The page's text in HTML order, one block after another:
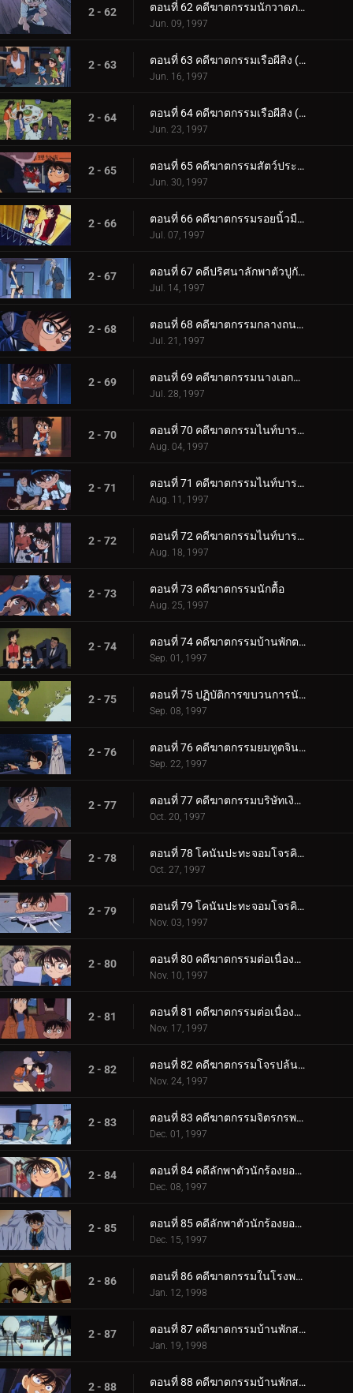
2 - 62 ตอนที่ 62 คดีฆาตกรรมนักวาดภาพ
Jun. 09, 1997
2 - 63 ตอนที่ 63 คดีฆาตกรรมเรือผีสิง (ตอนแรก)
Jun. 16, 1997
2 - 64 ตอนที่ 64 คดีฆาตกรรมเรือผีสิง (ตอนจบ)
Jun. 23, 1997
2 - 65 ตอนที่ 65 คดีฆาตกรรมสัตว์ประหลาดโกเมล่า
Jun. 30, 1997
2 - 66 ตอนที่ 66 คดีฆาตกรรมรอยนิ้วมือที่ 3
Jul. 07, 1997
2 - 67 ตอนที่ 67 คดีปริศนาลักพาตัวปูกับปลาวาฬ
Jul. 14, 1997
2 - 68 ตอนที่ 68 คดีฆาตกรรมกลางถนนยามวิกาล
Jul. 21, 1997
2 - 69 ตอนที่ 69 คดีฆาตกรรมนางเอกละครเวที
Jul. 28, 1997
2 - 70 ตอนที่ 70 คดีฆาตกรรมไนท์บารอน (เปิดคดี)
Aug. 04, 1997
2 - 71 ตอนที่ 71 คดีฆาตกรรมไนท์บารอน (ภาคสงสัย)
Aug. 11, 1997
2 - 72 ตอนที่ 72 คดีฆาตกรรมไนท์บารอน (ภาคปิดคดี)
Aug. 18, 1997
2 - 73 ตอนที่ 73 คดีฆาตกรรมนักตื้อ
Aug. 25, 1997
2 - 74 ตอนที่ 74 คดีฆาตกรรมบ้านพักตากอากาศแฝดสาม
Sep. 01, 1997
2 - 75 ตอนที่ 75 ปฏิบัติการขบวนการนักสืบเยาวชน
Sep. 08, 1997
2 - 76 ตอนที่ 76 คดีฆาตกรรมยมทูตจินใน
Sep. 22, 1997
2 - 77 ตอนที่ 77 คดีฆาตกรรมบริษัทเงินกู้
Oct. 20, 1997
2 - 78 ตอนที่ 78 โคนันปะทะจอมโจรคิด (ตอนพิเศษ ตอนแรก)
Oct. 27, 1997
2 - 79 ตอนที่ 79 โคนันปะทะจอมโจรคิด (ตอนพิเศษ ตอนจบ)
Nov. 03, 1997
2 - 80 ตอนที่ 80 คดีฆาตกรรมต่อเนื่องในบ้านเศรษฐี (ตอนแรก)
Nov. 10, 1997
2 - 81 ตอนที่ 81 คดีฆาตกรรมต่อเนื่องในบ้านเศรษฐี (ตอนจบ)
Nov. 17, 1997
2 - 82 ตอนที่ 82 คดีฆาตกรรมโจรปล้นธนาคาร
Nov. 24, 1997
2 - 83 ตอนที่ 83 คดีฆาตกรรมจิตรกรพเนจร
Dec. 01, 1997
2 - 84 ตอนที่ 84 คดีลักพาตัวนักร้องยอดนิยม (ตอนแรก)
Dec. 08, 1997
2 - 85 ตอนที่ 85 คดีลักพาตัวนักร้องยอดนิยม (ตอนจบ)
Dec. 15, 1997
2 - 86 ตอนที่ 86 คดีฆาตกรรมในโรงพยาบาล
Jan. 12, 1998
2 - 87 ตอนที่ 87 คดีฆาตกรรมบ้านพักสกี (ตอนแรก)
Jan. 19, 1998
2 - 88 ตอนที่ 88 คดีฆาตกรรมบ้านพักสกี (ตอนจบ)